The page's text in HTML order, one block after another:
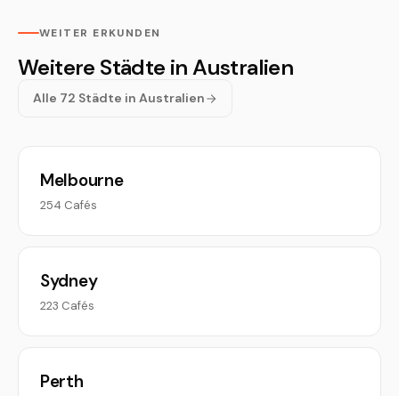
WEITER ERKUNDEN
Weitere Städte in Australien
Alle 72 Städte in Australien
Melbourne
254 Cafés
Sydney
223 Cafés
Perth